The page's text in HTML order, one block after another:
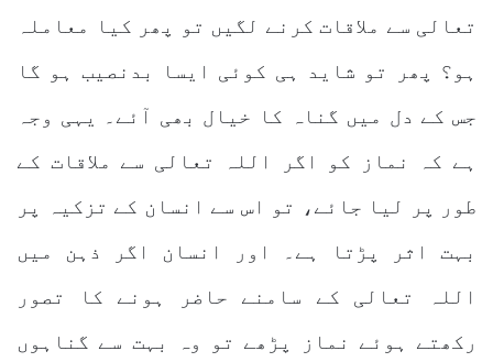
تعالی سے ملاقات کرنے لگیں تو پھر کیا معاملہ
ہو؟ پھر تو شاید ہی کوئی ایسا بدنصیب ہو گا
جس کے دل میں گناہ کا خیال بھی آئے۔ یہی وجہ
ہے کہ نماز کو اگر اللہ تعالی سے ملاقات کے
طور پر لیا جائے، تو اس سے انسان کے تزکیہ پر
بہت اثر پڑتا ہے۔ اور انسان اگر ذہن میں
اللہ تعالی کے سامنے حاضر ہونے کا تصور
رکھتے ہوئے نماز پڑھے تو وہ بہت سے گناہوں